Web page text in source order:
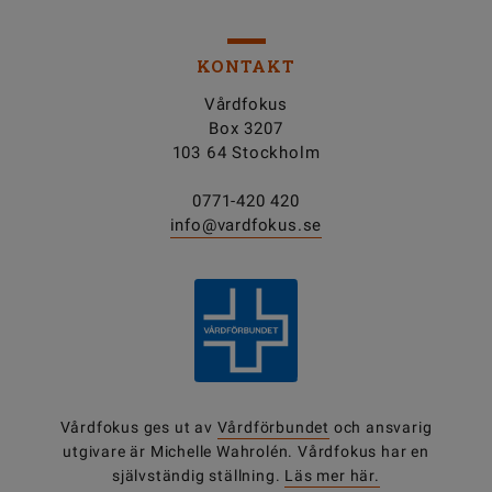
KONTAKT
Vårdfokus
Box 3207
103 64 Stockholm
0771-420 420
info@vardfokus.se
Vårdfokus ges ut av Vårdförbundet och ansvarig
utgivare är Michelle Wahrolén. Vårdfokus har en
självständig ställning. Läs mer här.